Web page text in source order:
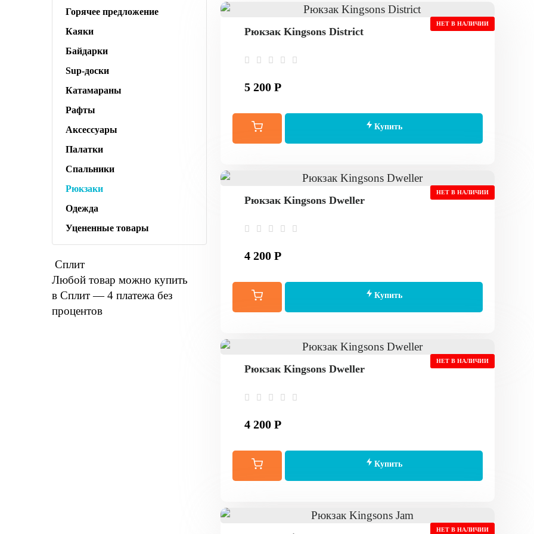
Горячее предложение
Каяки
Байдарки
Sup-доски
Катамараны
Рафты
Аксессуары
Палатки
Спальники
Рюкзаки
Одежда
Уцененные товары
Сплит
Любой товар можно купить
в Сплит — 4 платежа без
процентов
НЕТ В НАЛИЧИИ
Рюкзак Kingsons District
5 200 Р
Купить
НЕТ В НАЛИЧИИ
Рюкзак Kingsons Dweller
4 200 Р
Купить
НЕТ В НАЛИЧИИ
Рюкзак Kingsons Dweller
4 200 Р
Купить
НЕТ В НАЛИЧИИ